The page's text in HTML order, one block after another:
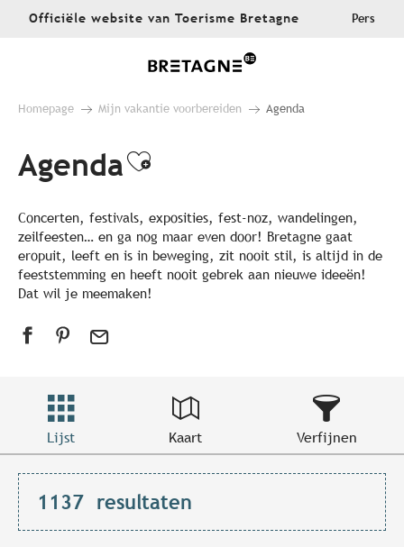
AllerOfficiële website van Toerisme Bretagne Pers
Homepage Mijn vakantie voorbereiden Agenda
AgendaAjouter aux favoris
Concerten, festivals, exposities, fest-noz, wandelingen,
zeilfeesten… en ga nog maar even door! Bretagne gaat
eropuit, leeft en is in beweging, zit nooit stil, is altijd in de
feeststemming en heeft nooit gebrek aan nieuwe ideeën!
Dat wil je meemaken!
Lijst Kaart Verfijnen
1137 resultaten